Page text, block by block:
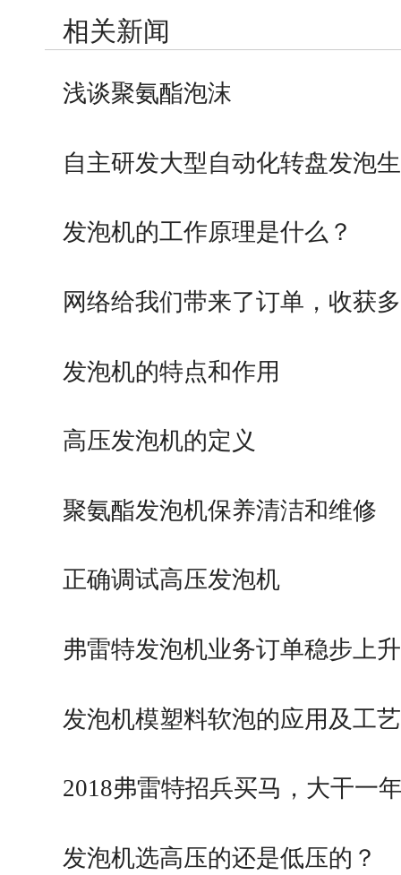
相关新闻
浅谈聚氨酯泡沫
自主研发大型自动化转盘发泡
发泡机的工作原理是什么？
网络给我们带来了订单，收获多
多！…
发泡机的特点和作用
高压发泡机的定义
聚氨酯发泡机保养清洁和维修
正确调试高压发泡机
弗雷特发泡机业务订单稳步上
招…
发泡机模塑料软泡的应用及工艺
2018弗雷特招兵买马，大干一
发泡机选高压的还是低压的？